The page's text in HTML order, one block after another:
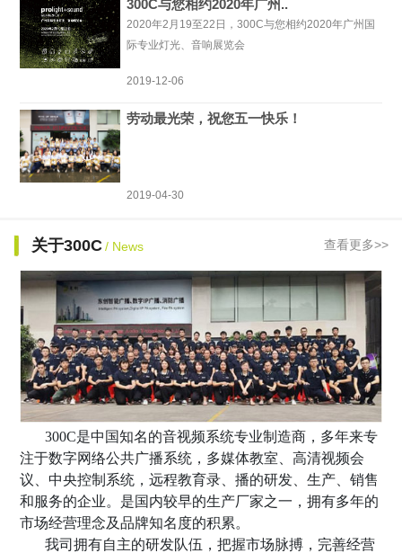
300C与您相约2020年广州..
2020年2月19至22日，300C与您相约2020年广州国
际专业灯光、音响展览会
2019-12-06
劳动最光荣，祝您五一快乐！
2019-04-30
关于300C / News 查看更多>>
300C是中国知名的音视频系统专业制造商，多年来专
注于数字网络公共广播系统，多媒体教室、高清视频会
议、中央控制系统，远程教育录 、播的研发、生产、销售
和服务的企业。是国内较早的生产厂家之一，拥有多年的
市场经营理念及品牌知名度的积累。
我司拥有自主的研发队伍，把握市场脉搏，完善经营